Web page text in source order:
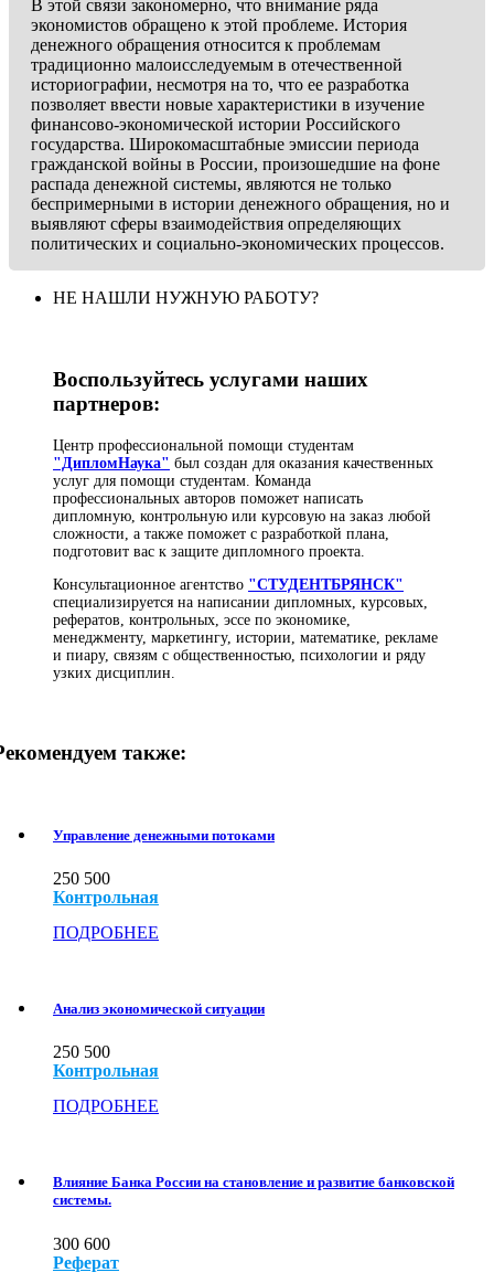
В этой связи закономерно, что внимание ряда
экономистов обращено к этой проблеме. История
денежного обращения относится к проблемам
традиционно малоисследуемым в отечественной
историографии, несмотря на то, что ее разработка
позволяет ввести новые характеристики в изучение
финансово-экономической истории Российского
государства. Широкомасштабные эмиссии периода
гражданской войны в России, произошедшие на фоне
распада денежной системы, являются не только
беспримерными в истории денежного обращения, но и
выявляют сферы взаимодействия определяющих
политических и социально-экономических процессов.
НЕ НАШЛИ НУЖНУЮ РАБОТУ?
Воспользуйтесь услугами наших
партнеров:
Центр профессиональной помощи студентам
"ДипломНаука" был создан для оказания качественных
услуг для помощи студентам. Команда
профессиональных авторов поможет написать
дипломную, контрольную или курсовую на заказ любой
сложности, а также поможет с разработкой плана,
подготовит вас к защите дипломного проекта.
Консультационное агентство "СТУДЕНТБРЯНСК"
специализируется на написании дипломных, курсовых,
рефератов, контрольных, эссе по экономике,
менеджменту, маркетингу, истории, математике, рекламе
и пиару, связям с общественностью, психологии и ряду
узких дисциплин.
также:
Управление денежными потоками
250 500
Контрольная
ПОДРОБНЕЕ
Анализ экономической ситуации
250 500
Контрольная
ПОДРОБНЕЕ
Влияние Банка России на становление и развитие банковской
системы.
300 600
Реферат